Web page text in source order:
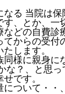
なる 当院は保
、とか、一
どの自費診
からの受付
します。
様に親身に
な？、と思っ
です。
ついて・・